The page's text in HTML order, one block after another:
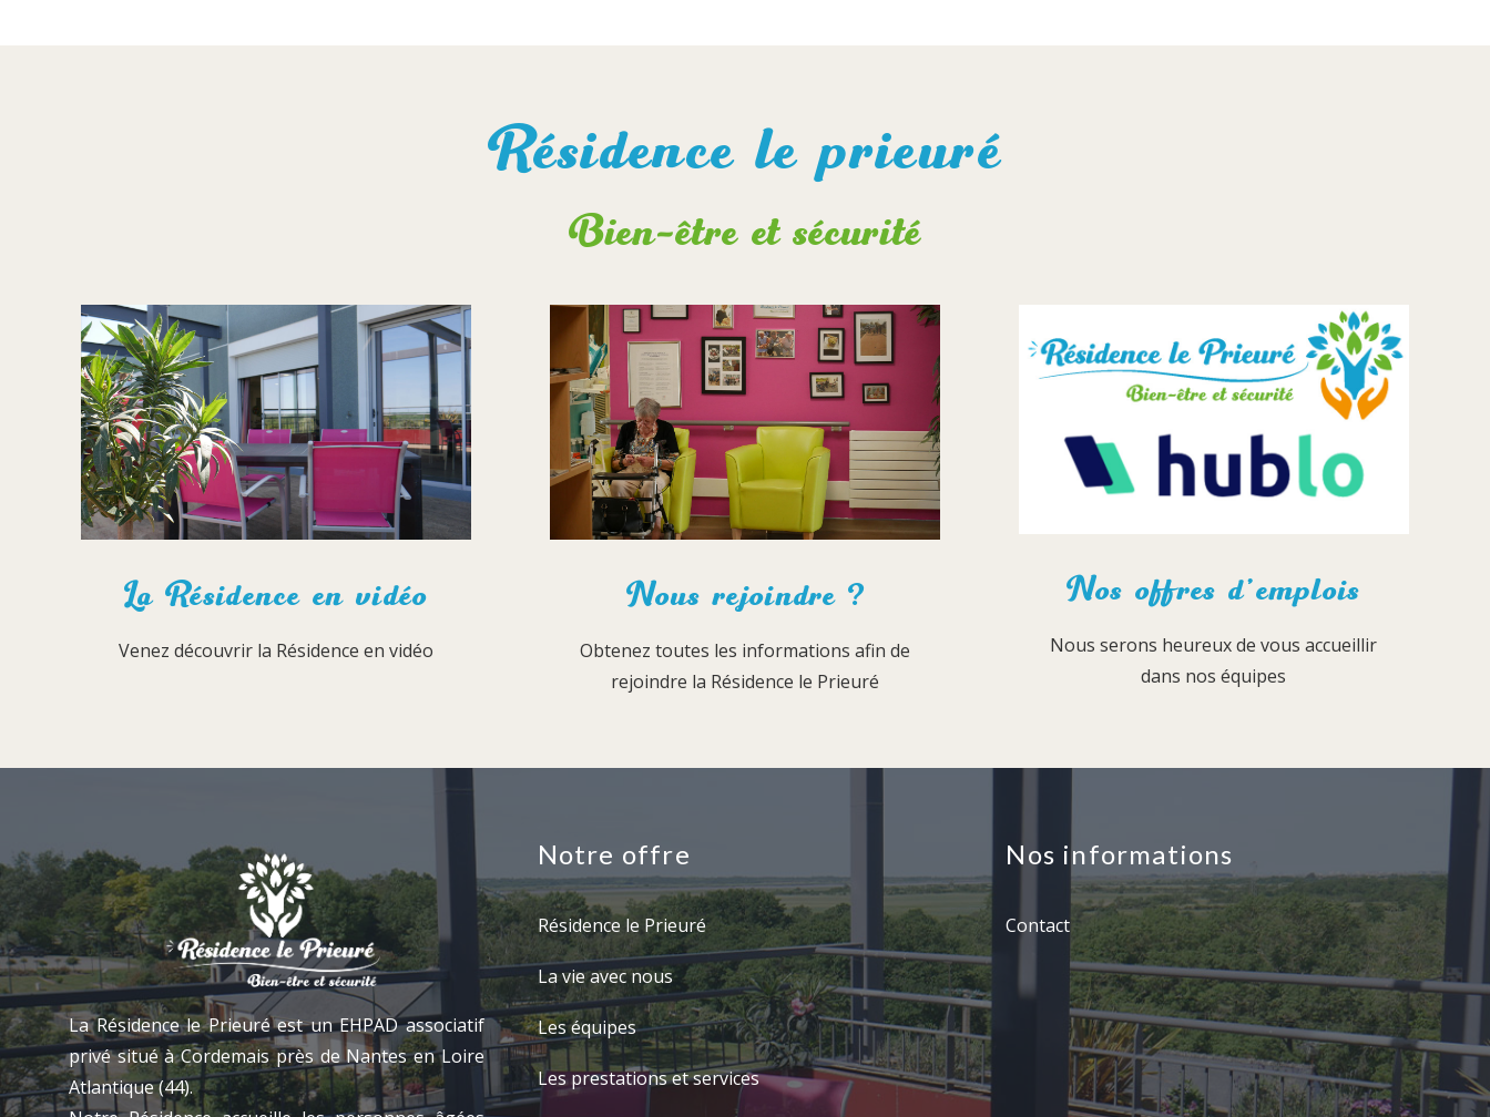
Résidence le prieuré
Bien-être et sécurité
La Résidence en vidéo
Venez découvrir la Résidence en vidéo
Nous rejoindre ?
Obtenez toutes les informations afin de
rejoindre la Résidence le Prieuré
Nos offres d’emplois
Nous serons heureux de vous accueillir
dans nos équipes
La Résidence le Prieuré est un EHPAD associatif
privé situé à Cordemais près de Nantes en Loire
Atlantique (44).
Notre offre
Résidence le Prieuré
La vie avec nous
Les équipes
Les prestations et services
Nos informations
Contact